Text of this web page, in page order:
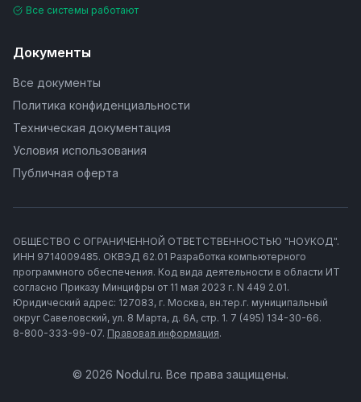
Все системы работают
Документы
Все документы
Политика конфиденциальности
Техническая документация
Условия использования
Публичная оферта
ОБЩЕСТВО С ОГРАНИЧЕННОЙ ОТВЕТСТВЕННОСТЬЮ "НОУКОД".
ИНН 9714009485. ОКВЭД 62.01 Разработка компьютерного
программного обеспечения. Код вида деятельности в области ИТ
согласно Приказу Минцифры от 11 мая 2023 г. N 449 2.01.
Юридический адрес: 127083, г. Москва, вн.тер.г. муниципальный
округ Савеловский, ул. 8 Марта, д. 6А, стр. 1. 7 (495) 134-30-66.
8-800-333-99-07. Правовая информация.
© 2026 Nodul.ru. Все права защищены.